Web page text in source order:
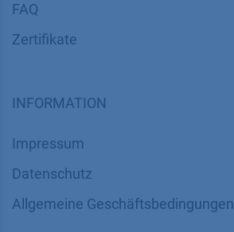
FAQ
Zertifikate
INFORMATION
Impressum
Datenschutz
​​​​​​​​​​​​​​​​​Allgemeine Geschäftsbedingungen